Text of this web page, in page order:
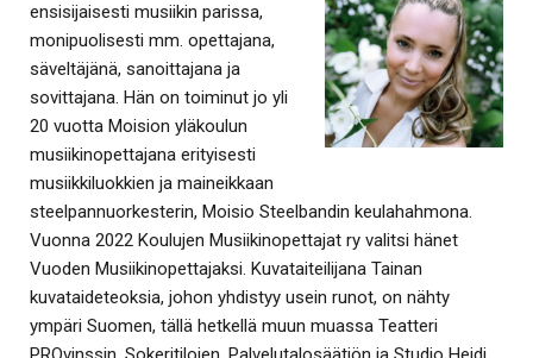
ensisijaisesti musiikin parissa,
monipuolisesti mm. opettajana,
säveltäjänä, sanoittajana ja
sovittajana. Hän on toiminut jo yli
20 vuotta Moision yläkoulun
musiikinopettajana erityisesti
musiikkiluokkien ja maineikkaan
steelpannuorkesterin, Moisio Steelbandin keulahahmona.
Vuonna 2022 Koulujen Musiikinopettajat ry valitsi hänet
Vuoden Musiikinopettajaksi. Kuvataiteilijana Tainan
kuvataideteoksia, johon yhdistyy usein runot, on nähty
ympäri Suomen, tällä hetkellä muun muassa Teatteri